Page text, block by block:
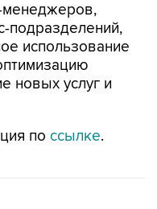
менеджеров,
подразделений,
использование
новых услуг и
по ссылке.